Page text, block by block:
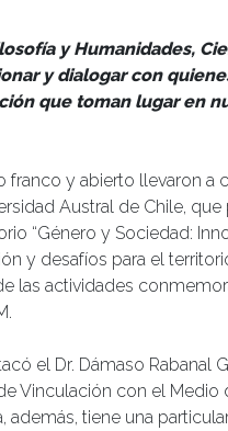
y Humanidades,
y dialogar con
que toman lugar en
franco y abierto llevaron a
Austral de Chile, que
“Género y Sociedad:
y desafíos para el
las actividades
el Dr. Dámaso Rabanal
Vinculación con el Medio
tiene una